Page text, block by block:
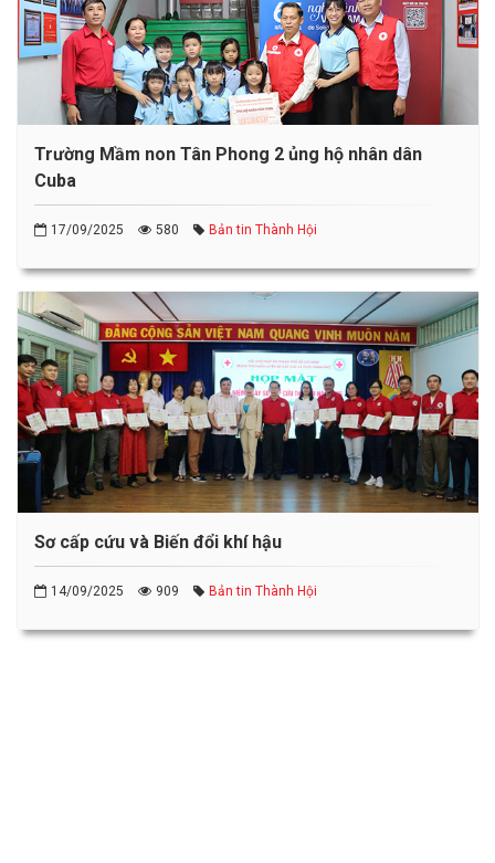
Trường Mầm non Tân Phong 2 ủng hộ nhân dân
Cuba
17/09/2025 580 Bản tin Thành Hội
Sơ cấp cứu và Biến đổi khí hậu
14/09/2025 909 Bản tin Thành Hội